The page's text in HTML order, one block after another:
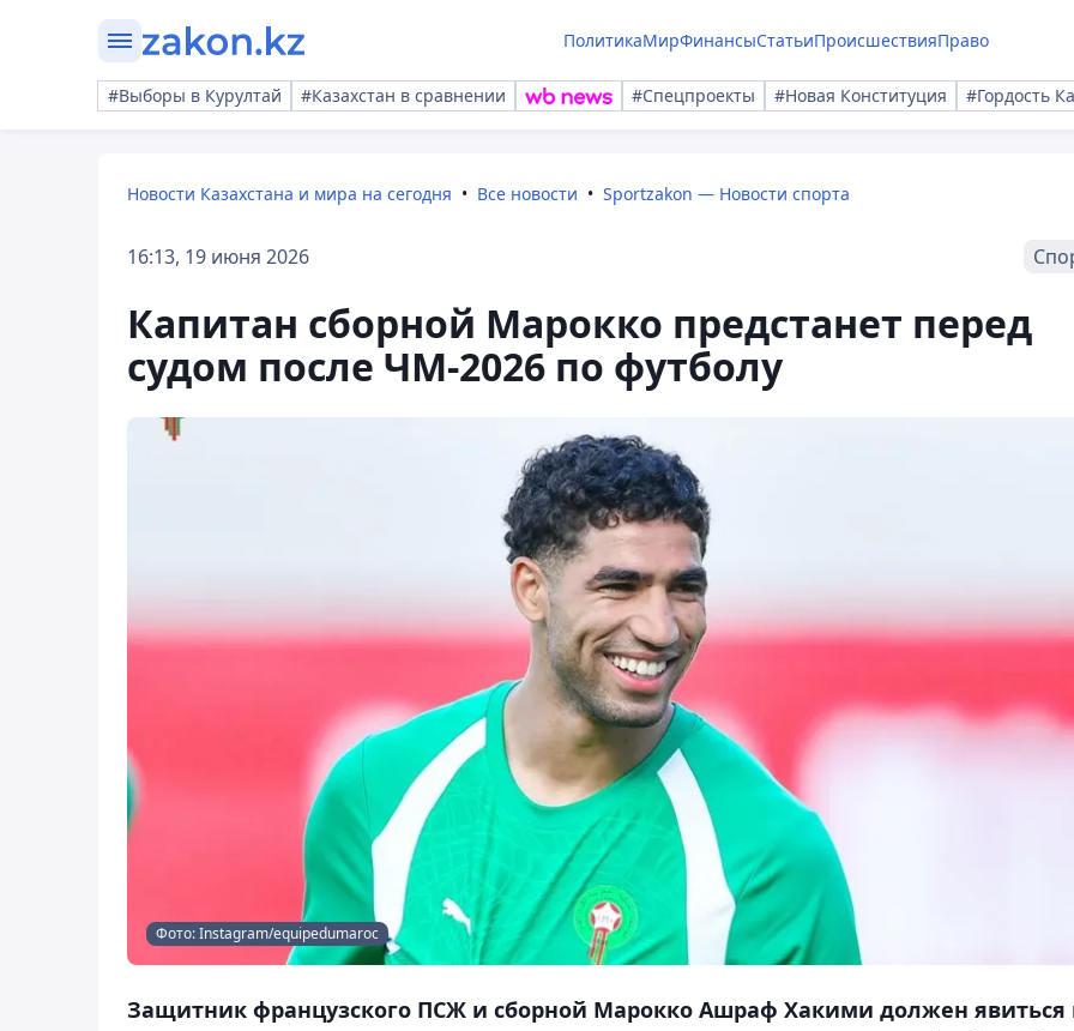
ПолитикаМирФинансыСтатьиПроисшествияПраво
#Выборы в Курултай #Казахстан в сравнении #Спецпроекты #Новая Конституция #Гордость
Новости Казахстана и мира на сегодня Все новости Sportzakon — Новости спорта
16:13, 19 июня 2026
Капитан сборной Марокко предстанет перед
судом после ЧМ-2026 по футболу
Фото: Instagram/equipedumaroc
Защитник французского ПСЖ и сборной Марокко Ашраф Хакими должен явиться